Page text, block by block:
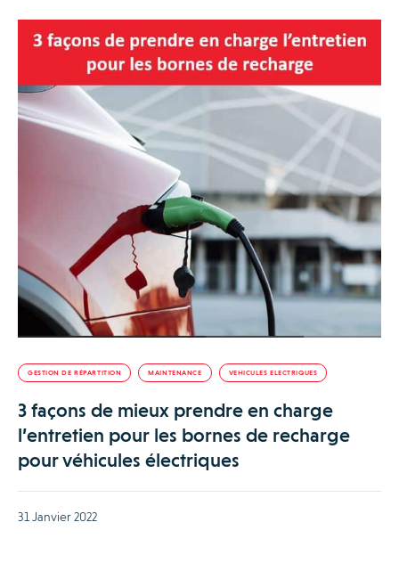
GESTION DE RÉPARTITION MAINTENANCE VEHICULES ELECTRIQUES
3 façons de mieux prendre en charge
l’entretien pour les bornes de recharge
pour véhicules électriques
31 Janvier 2022